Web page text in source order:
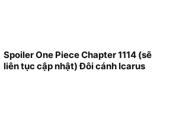
Spoiler One Piece Chapter 1114 (sẽ
liên tục cập nhật) Đôi cánh Icarus